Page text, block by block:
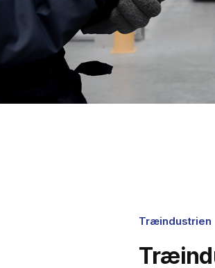
Træindustrien